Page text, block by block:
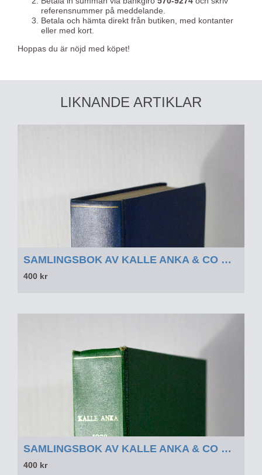
referensnummer på meddelande.
Betala och hämta direkt från butiken, med kontanter
eller med kort.
Hoppas du är nöjd med köpet!
LIKNANDE ARTIKLAR
SAMLINGSBOK AV KALLE ANKA & CO OCH WALT DISNEY 1965 DEL 2 - SAMLINGSBOK AV KALLE ANKA & CO OCH WALT DISNEY 1965 DEL 2
400 kr
SAMLINGSBOK AV KALLE ANKA & CO OCH WALT DISNEY 1973 DEL 1 - SAMLINGSBOK AV KALLE ANKA & CO OCH WALT DISNEY 1973 DEL 1
400 kr